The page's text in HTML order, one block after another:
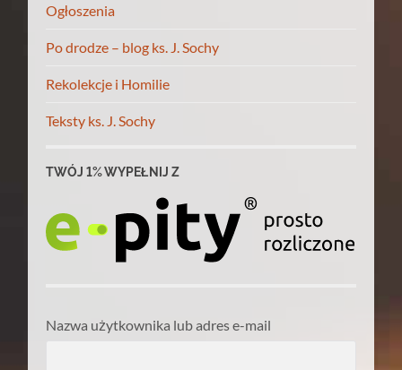
Ogłoszenia
Po drodze – blog ks. J. Sochy
Rekolekcje i Homilie
Teksty ks. J. Sochy
TWÓJ 1% WYPEŁNIJ Z
Nazwa użytkownika lub adres e-mail